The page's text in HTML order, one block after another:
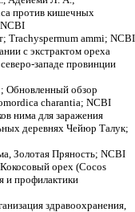
против кишечных
NCBI
Trachyspermum ammi; NCBI
с экстрактом ореха
западе провинции
Обновленный обзор
charantia; NCBI
нима для заражения
деревнях Чейюр Талук;
Золотая Пряность; NCBI
орех (Cocos
и профилактики
здравоохранения,